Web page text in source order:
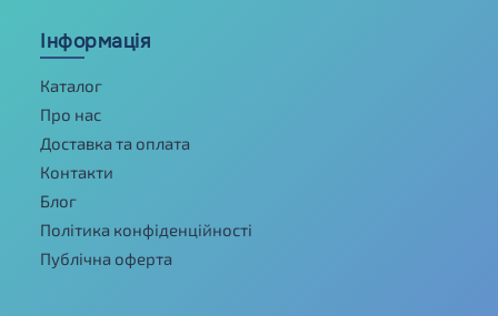
Інформація
Каталог
Про нас
Доставка та оплата
Контакти
Блог
Політика конфіденційності
Публічна оферта